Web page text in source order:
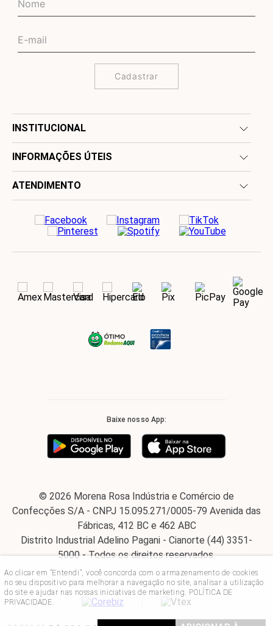
Ao clicar em "Entendi", você concorda com o armazenamento de cookies
no seu dispositivo para melhorar a navegação no site, analisar a utilização
do site e ajudar nas nossas iniciativas de marketing. POLÍTICA DE
PRIVACIDADE.
Cadastrar
INSTITUCIONAL
INFORMAÇÕES ÚTEIS
ATENDIMENTO
Baixe nosso App:
© 2026 Morena Rosa Indústria e Comércio de
Confecções S/A - CNPJ 15.095.271/0005-79 Avenida das
Fábricas, 412 BC e 462 ABC
Distrito Industrial Adelino Pagani - Cianorte (44) 3351-
5000 - Todos os direitos reservados.